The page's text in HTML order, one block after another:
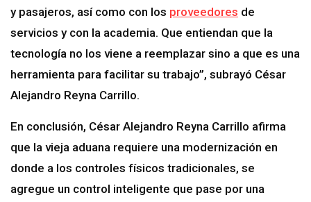
y pasajeros, así como con los proveedores de
servicios y con la academia. Que entiendan que la
tecnología no los viene a reemplazar sino a que es una
herramienta para facilitar su trabajo”, subrayó César
Alejandro Reyna Carrillo.
En conclusión, César Alejandro Reyna Carrillo afirma
que la vieja aduana requiere una modernización en
donde a los controles físicos tradicionales, se
agregue un control inteligente que pase por una